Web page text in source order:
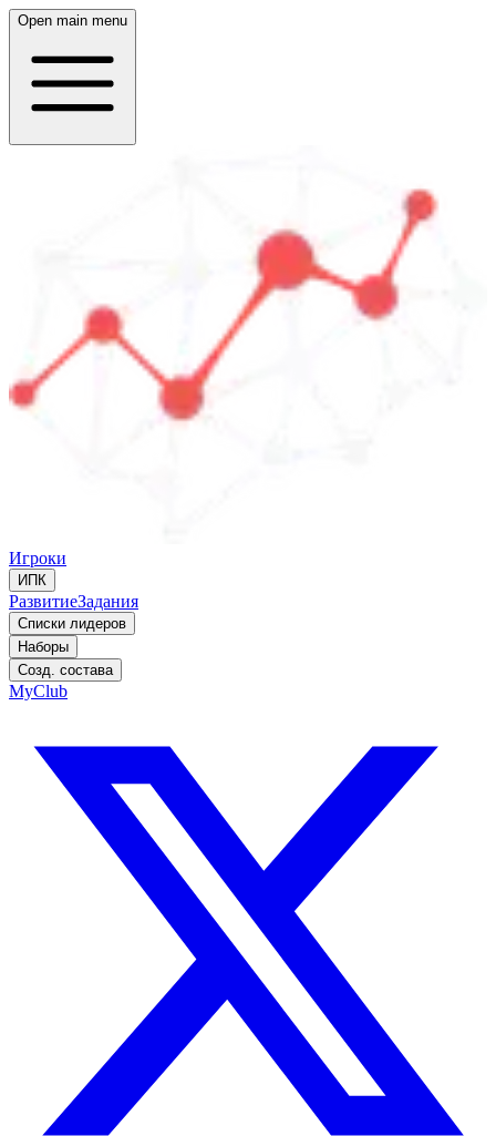
Open main menu
Игроки
ИПК
РазвитиеЗадания
Списки лидеров
Наборы
Созд. состава
MyClub